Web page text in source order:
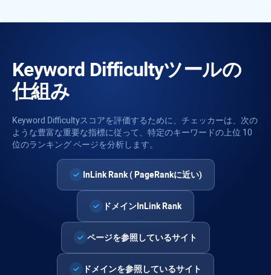
Keyword Difficultyツールの
仕組み
Keyword Difficultyスコアを評価するために、チェッカーは、次の
ような豊富な重要な指標に従って、特定のキーワードの上位 10
位のランキング ページを分析します。
InLink Rank( PageRankに近い)
ドメイン InLink Rank
ページを参照しているサイト
ドメインを参照しているサイト